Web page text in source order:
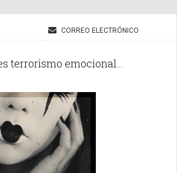
CORREO ELECTRÓNICO
terrorismo emocional...